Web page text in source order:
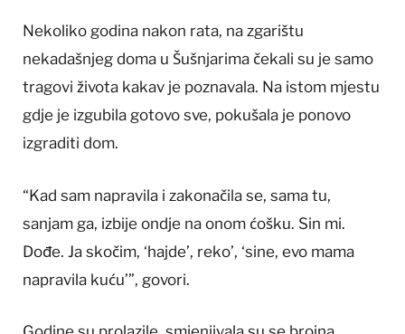
Nekoliko godina nakon rata, na zgarištu
nekadašnjeg doma u Šušnjarima čekali su je samo
tragovi života kakav je poznavala. Na istom mjestu
gdje je izgubila gotovo sve, pokušala je ponovo
izgraditi dom.
“Kad sam napravila i zakonačila se, sama tu,
sanjam ga, izbije ondje na onom ćošku. Sin mi.
Dođe. Ja skočim, ‘hajde’, reko’, ‘sine, evo mama
napravila kuću’”, govori.